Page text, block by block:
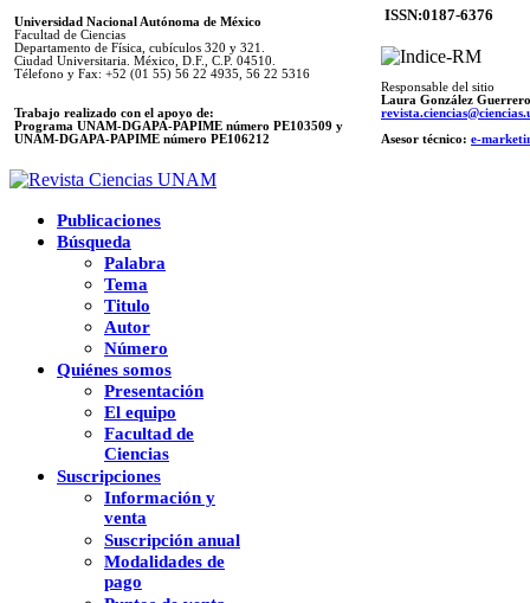
Universidad Nacional Autónoma de México
Facultad de Ciencias
Departamento de Física, cubículos 320 y 321.
Ciudad Universitaria. México, D.F., C.P. 04510.
Télefono y Fax: +52 (01 55) 56 22 4935, 56 22 5316
Trabajo realizado con el apoyo de:
Programa UNAM-DGAPA-PAPIME número PE103509 y
UNAM-DGAPA-PAPIME número PE106212
ISSN:0187-6376
Responsable del sitio
Laura González Guerrero
Asesor técnico: e-
Publicaciones
Búsqueda
Palabra
Tema
Titulo
Autor
Número
Quiénes somos
Presentación
El equipo
Facultad de
Ciencias
Suscripciones
Información y
venta
Suscripción anual
Modalidades de
pago